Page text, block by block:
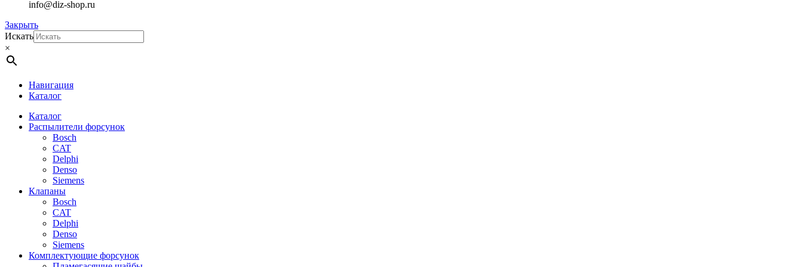
info@diz-shop.ru
Закрыть
Искать
×
Навигация
Каталог
Каталог
Распылители форсунок
Bosch
CAT
Delphi
Denso
Siemens
Клапаны
Bosch
CAT
Delphi
Denso
Siemens
Комплектующие форсунок